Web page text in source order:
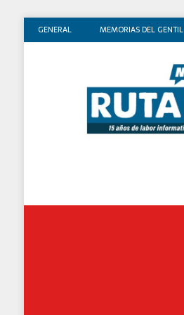
GENERAL MEMORIAS DEL GENTIL